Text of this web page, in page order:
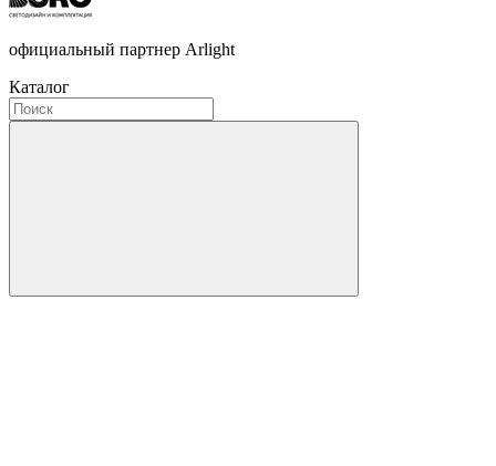
официальный партнер Arlight
Каталог